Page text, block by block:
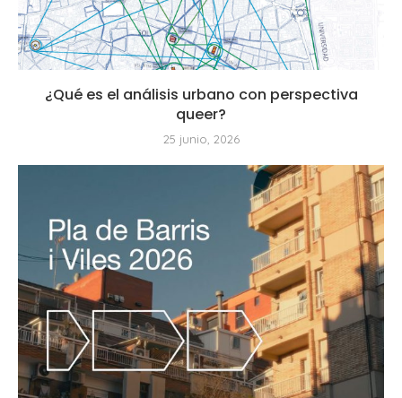
¿Qué es el análisis urbano con perspectiva
queer?
25 junio, 2026